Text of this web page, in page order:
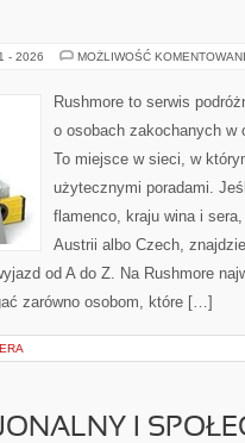
- 2026 MOŻLIWOŚĆ
Rushmore to serwis
o osobach zakochanych w
To miejsce w sieci, w
użytecznymi poradami.
flamenco, kraju wina i
Austrii albo Czech,
od A do Z. Na Rushmore
zarówno osobom, które […]
I